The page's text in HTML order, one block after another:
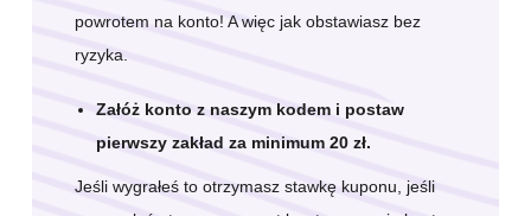
powrotem na konto! A więc jak obstawiasz bez
ryzyka.
Załóż konto z naszym kodem i postaw
pierwszy zakład za minimum 20 zł.
Jeśli wygrałeś to otrzymasz stawkę kuponu, jeśli